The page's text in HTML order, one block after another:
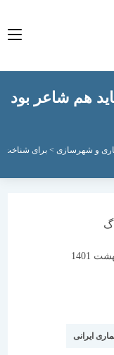
شاعر بود
>برای شناخت معماری